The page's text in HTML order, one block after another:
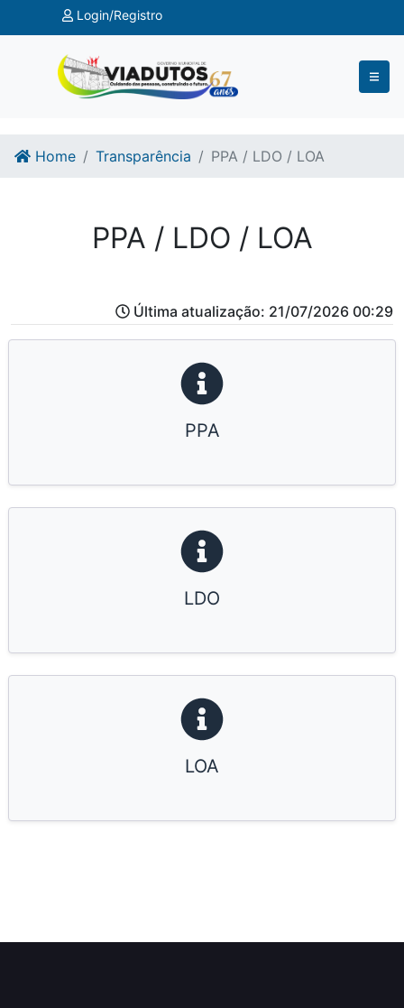
Ir para o conteúdo
Ir para o fim do conteúdo
Login/Registro
Home Transparência PPA / LDO / LOA
PPA / LDO / LOA
Última atualização: 21/07/2026 00:29
PPA
LDO
LOA